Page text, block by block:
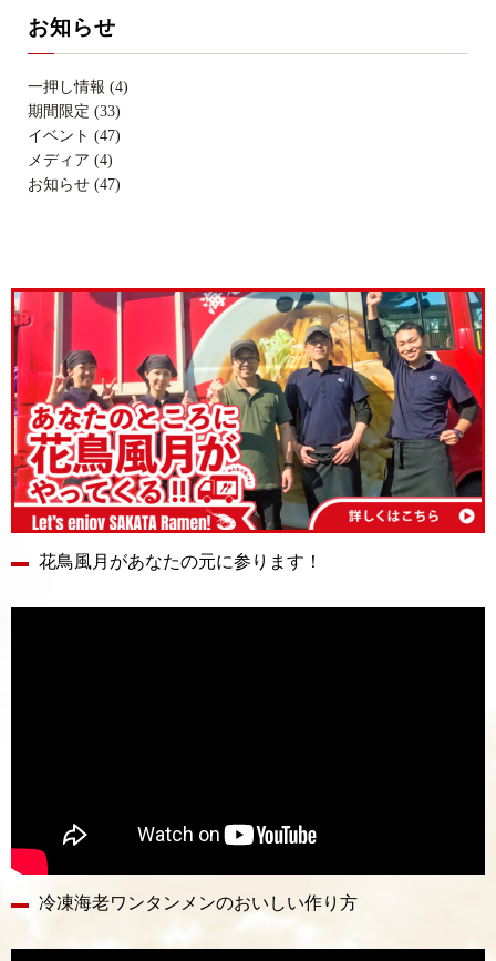
お知らせ
一押し情報 (4)
期間限定 (33)
イベント (47)
メディア (4)
お知らせ (47)
花鳥風月があなたの元に参ります！
冷凍海老ワンタンメンのおいしい作り方